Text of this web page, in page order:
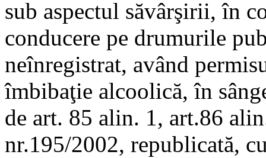
sub aspectul săvârşirii, în
conducere pe drumurile
neînregistrat, având
îmbibaţie alcoolică, în
de art. 85 alin. 1, art.86
nr.195/2002, republicată,